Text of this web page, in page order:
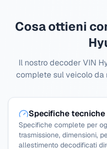
Cosa ottieni
Il nostro decoder VIN
complete sul veicolo
Specifiche tecniche
Specifiche complete per
trasmissione, dimensioni,
allestimento decodificati